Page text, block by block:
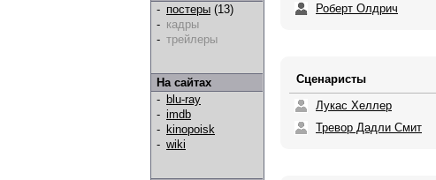
- постеры (13)
- кадры
- трейлеры
На сайтах
- blu-ray
- imdb
- kinopoisk
- wiki
Роберт Олдрич
Сценаристы
Лукас Хеллер
Тревор Дадли Смит